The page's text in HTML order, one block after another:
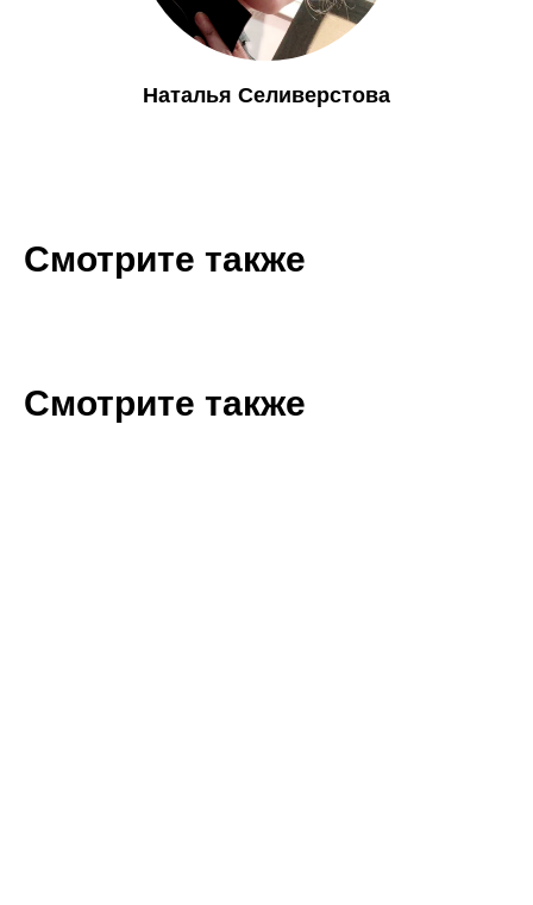
Наталья Селиверстова
Смотрите также
Смотрите также